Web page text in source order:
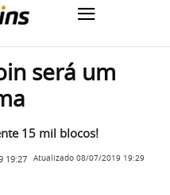
será um
15 mil blocos!
19:27 Atualizado 08/07/2019 19:29